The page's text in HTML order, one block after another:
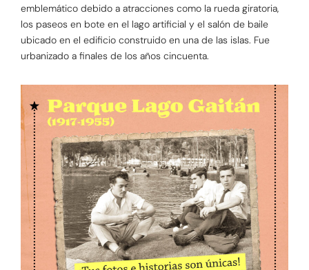
emblemático debido a atracciones como la rueda giratoria,
los paseos en bote en el lago artificial y el salón de baile
ubicado en el edificio construido en una de las islas. Fue
urbanizado a finales de los años cincuenta.